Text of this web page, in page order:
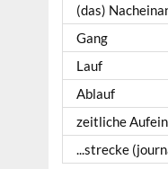
(das)
Gang
Lauf
Ablauf
zeitliche
...strecke